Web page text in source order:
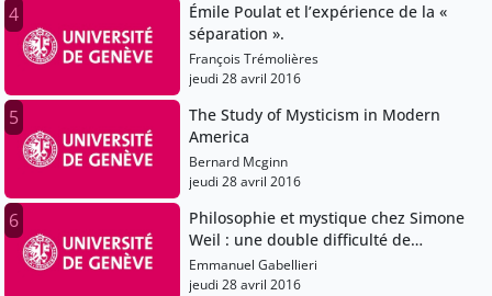
4
Émile Poulat et l’expérience de la «
séparation ».
François Trémolières
jeudi 28 avril 2016
5
The Study of Mysticism in Modern
America
Bernard Mcginn
jeudi 28 avril 2016
6
Philosophie et mystique chez Simone
Weil : une double difficulté de
réception.
Emmanuel Gabellieri
jeudi 28 avril 2016